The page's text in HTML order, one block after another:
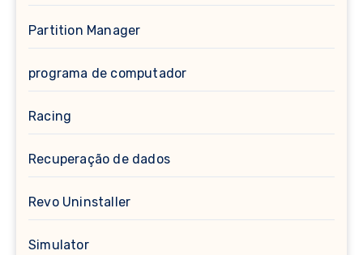
Partition Manager
programa de computador
Racing
Recuperação de dados
Revo Uninstaller
Simulator